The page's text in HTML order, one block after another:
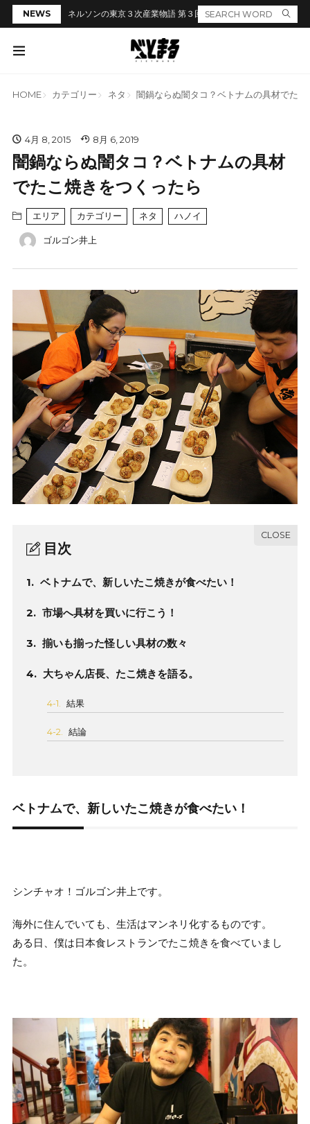
NEWS ネルソンの東京３次産業物語 第３回「居酒屋のカウンターでラ
HOME カテゴリー ネタ 闇鍋ならぬ闇タコ？ベトナムの具材でた
4月 8, 2015 8月 6, 2019
闇鍋ならぬ闇タコ？ベトナムの具材
でたこ焼きをつくったら
エリア カテゴリー ネタ ハノイ
ゴルゴン井上
目次
1. ベトナムで、新しいたこ焼きが食べたい！
2. 市場へ具材を買いに行こう！
3. 揃いも揃った怪しい具材の数々
4. 大ちゃん店長、たこ焼きを語る。
4-1. 結果
4-2. 結論
ベトナムで、新しいたこ焼きが食べたい！
シンチャオ！ゴルゴン井上です。
海外に住んでいても、生活はマンネリ化するものです。
ある日、僕は日本食レストランでたこ焼きを食べていまし
た。